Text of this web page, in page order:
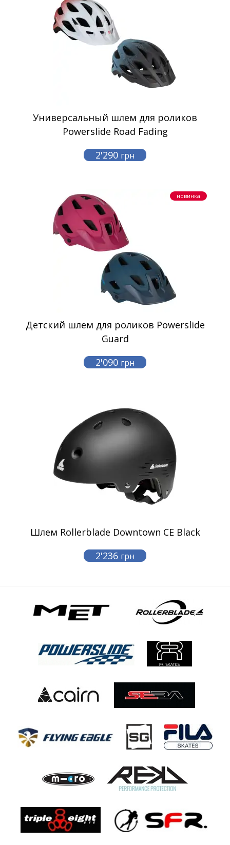
Универсальный шлем для роликов
Powerslide Road Fading
2'290 грн
новинка
Детский шлем для роликов Powerslide
Guard
2'090 грн
Шлем Rollerblade Downtown CE Black
2'236 грн